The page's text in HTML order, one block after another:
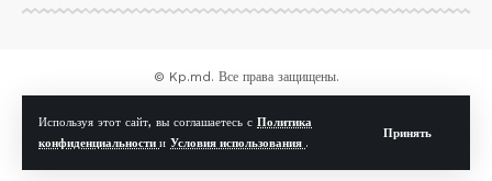
Используя этот сайт, вы соглашаетесь с Политика
конфиденциальности и Условия использования .
Принять
© Kp.md. Все права защищены.